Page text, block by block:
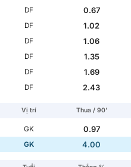
DF
0.67
DF
1.02
DF
1.06
DF
1.35
DF
1.69
DF 2.43
Vị trí Thua / 90'
GK
0.97
GK 4.00